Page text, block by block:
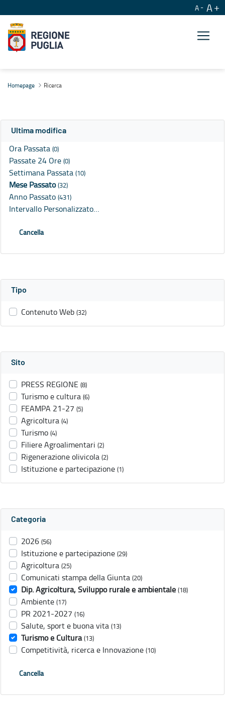
A A
Homepage Ricerca
Ultima modifica
Ora Passata (0)
Passate 24 Ore (0)
Settimana Passata (10)
Mese Passato(32)
Anno Passato (431)
Intervallo Personalizzato…
Cancella
Tipo
Contenuto Web (32)
Sito
PRESS REGIONE (8)
Turismo e cultura (6)
FEAMPA 21-27 (5)
Agricoltura (4)
Turismo (4)
Filiere Agroalimentari (2)
Rigenerazione olivicola (2)
Istituzione e partecipazione (1)
Categoria
2026 (56)
Istituzione e partecipazione (29)
Agricoltura (25)
Comunicati stampa della Giunta (20)
Dip. Agricoltura, Sviluppo rurale e ambientale (18)
Ambiente (17)
PR 2021-2027 (16)
Salute, sport e buona vita (13)
Turismo e Cultura (13)
Competitività, ricerca e Innovazione (10)
Cancella